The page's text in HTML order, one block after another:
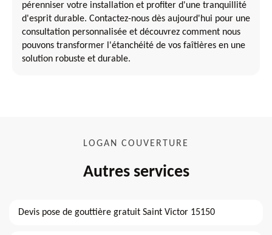
pérenniser votre installation et profiter d'une tranquillité
d'esprit durable. Contactez-nous dès aujourd'hui pour une
consultation personnalisée et découvrez comment nous
pouvons transformer l'étanchéité de vos faîtières en une
solution robuste et durable.
LOGAN COUVERTURE
Autres services
Devis pose de gouttière gratuit Saint Victor 15150